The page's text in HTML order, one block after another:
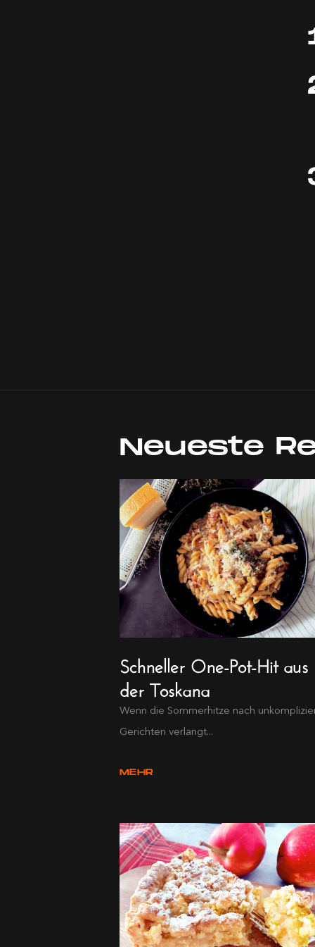
Neueste
Schneller One-Pot-Hit aus
der Toskana
Wenn die Sommerhitze nach
Gerichten verlangt...
MEHR